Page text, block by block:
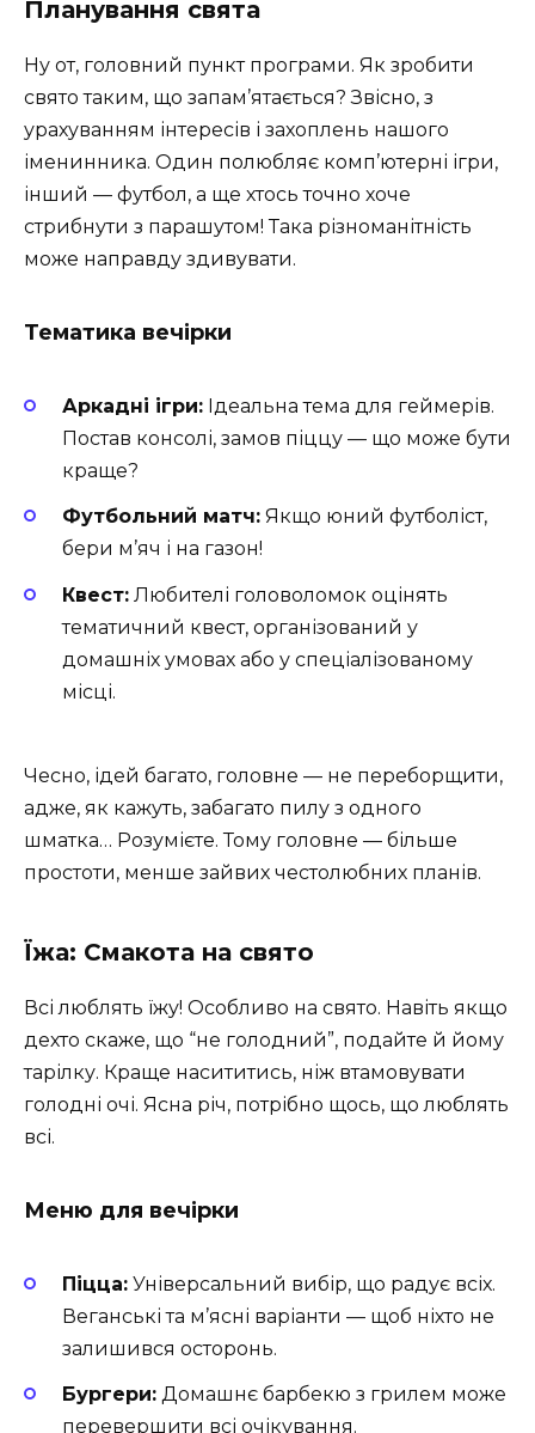
Планування свята
Ну от, головний пункт програми. Як зробити
свято таким, що запам’ятається? Звісно, з
урахуванням інтересів і захоплень нашого
іменинника. Один полюбляє комп’ютерні ігри,
інший — футбол, а ще хтось точно хоче
стрибнути з парашутом! Така різноманітність
може направду здивувати.
Тематика вечірки
Аркадні ігри: Ідеальна тема для геймерів.
Постав консолі, замов піццу — що може бути
краще?
Футбольний матч: Якщо юний футболіст,
бери м’яч і на газон!
Квест: Любителі головоломок оцінять
тематичний квест, організований у
домашніх умовах або у спеціалізованому
місці.
Чесно, ідей багато, головне — не переборщити,
адже, як кажуть, забагато пилу з одного
шматка… Розумієте. Тому головне — більше
простоти, менше зайвих честолюбних планів.
Їжа: Смакота на свято
Всі люблять їжу! Особливо на свято. Навіть якщо
дехто скаже, що “не голодний”, подайте й йому
тарілку. Краще насититись, ніж втамовувати
голодні очі. Ясна річ, потрібно щось, що люблять
всі.
Меню для вечірки
Піцца: Універсальний вибір, що радує всіх.
Веганські та м’ясні варіанти — щоб ніхто не
залишився осторонь.
Бургери: Домашнє барбекю з грилем може
перевершити всі очікування.